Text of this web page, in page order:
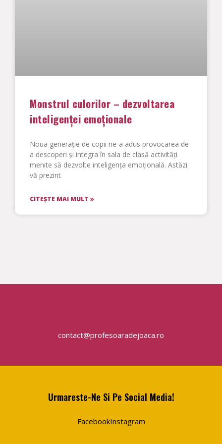
Monstrul culorilor – dezvoltarea
inteligenței emoționale
Noua generație de copii ne-a adus provocarea de
a descoperi și integra în sala de clasă activități
menite să dezvolte inteligența emoțională. Astăzi
vă prezint
CITEȘTE MAI MULT »
contact@profesoaradejoaca.ro
Urmareste-Ne Si Pe Social Media!
FacebookInstagram